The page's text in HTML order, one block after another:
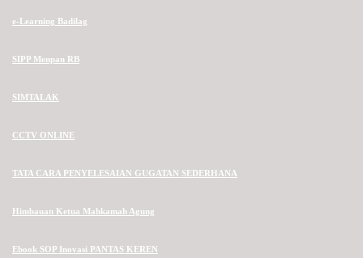
e-Learning Badilag
SIPP Menpan RB
SIMTALAK
CCTV ONLINE
TATA CARA PENYELESAIAN GUGATAN SEDERHANA
Himbauan Ketua Mahkamah Agung
Ebook SOP Inovasi PANTAS KEREN